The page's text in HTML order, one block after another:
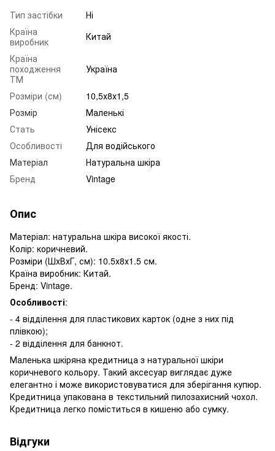
Тип застібки
Ні
Країна
виробник
Китай
Країна
походження
ТМ
Україна
Розміри (см)
10,5х8х1,5
Розмір
Маленькі
Стать
Унісекс
Особливості
Для водійського
Матеріал
Натуральна шкіра
Бренд
Vintage
Опис
Матеріал: натуральна шкіра високої якості.
Колір: коричневий.
Розміри (ШхВхГ, см): 10.5х8х1.5 см.
Країна виробник: Китай.
Бренд: Vintage.
Особливості:
- 4 відділення для пластикових карток (одне з них під
плівкою);
- 2 відділення для банкнот.
Маленька шкіряна кредитница з натуральної шкіри
коричневого кольору. Такий аксесуар виглядає дуже
елегантно і може використовуватися для зберігання купюр.
Кредитница упакована в текстильний пилозахисний чохол.
Кредитница легко поміститься в кишеню або сумку.
Відгуки